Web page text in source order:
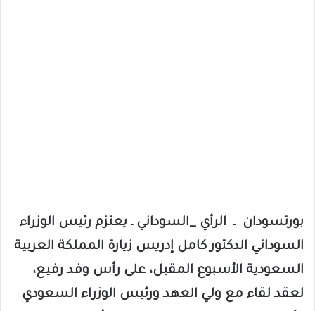
بورتسودان ـ الرأي _السوداني ـ يعتزم رئيس الوزراء
السوداني الدكتور كامل إدريس زيارة المملكة العربية
السعودية الأسبوع المقبل، على رأس وفد رفيع،
لعقد لقاء مع ولي العهد ورئيس الوزراء السعودي